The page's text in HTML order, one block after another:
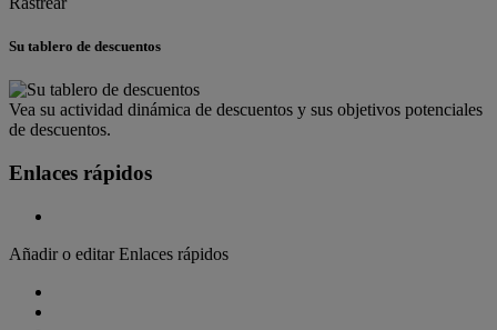
Su tablero de descuentos
Vea su actividad dinámica de descuentos y sus objetivos potenciales
de descuentos.
Enlaces rápidos
Añadir o editar Enlaces rápidos